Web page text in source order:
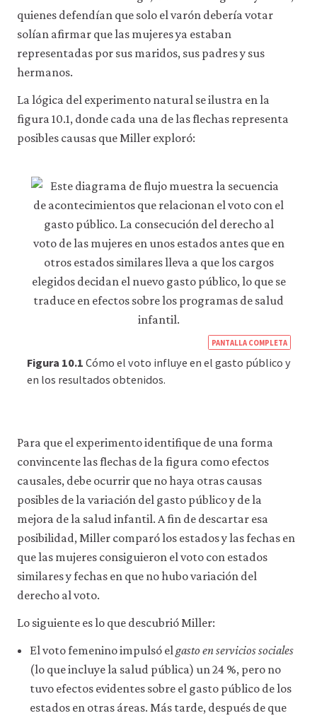
quienes defendían que solo el varón debería votar
solían afirmar que las mujeres ya estaban
representadas por sus maridos, sus padres y sus
hermanos.
La lógica del experimento natural se ilustra en la
figura 10.1, donde cada una de las flechas representa
posibles causas que Miller exploró:
PANTALLA COMPLETA
10-
Figura 10.1 Cómo el voto influye en el gasto público y
en los resultados obtenidos.
Para que el experimento identifique de una forma
convincente las flechas de la figura como efectos
causales, debe ocurrir que no haya otras causas
posibles de la variación del gasto público y de la
mejora de la salud infantil. A fin de descartar esa
posibilidad, Miller comparó los estados y las fechas en
que las mujeres consiguieron el voto con estados
similares y fechas en que no hubo variación del
derecho al voto.
Lo siguiente es lo que descubrió Miller:
El voto femenino impulsó elgasto en servicios sociales
(lo que incluye la salud pública) un 24 %, pero no
tuvo efectos evidentes sobre el gasto público de los
estados en otras áreas. Más tarde, después de que